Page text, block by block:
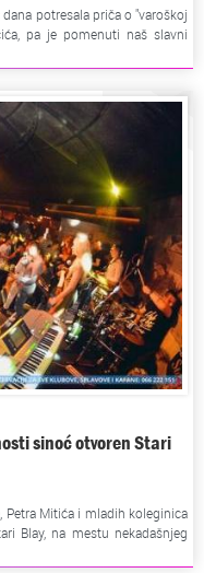
potresala priča o "varoškoj
pa je pomenuti naš slavni
sinoć otvoren Stari
Petra Mitića i mladih koleginica
Blay, na mestu nekadašnjeg